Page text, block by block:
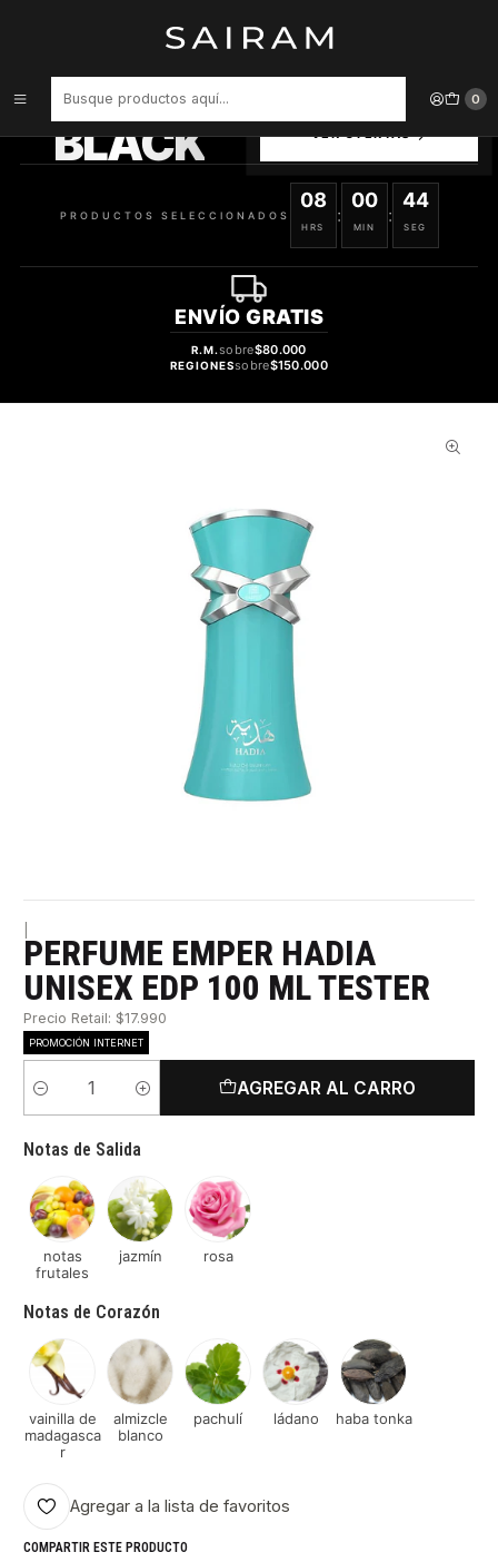
0
PERFUME EMPER HADIA UNISEX EDP 100 ML TESTER
BLACK
SELECCIONADOS
PRODUCTOS SELECCIONADOS
08
HRS
:
00
MIN
:
44
SEG
ENVÍO GRATIS
R.M.sobre$80.000
REGIONESsobre$150.000
PERFUME EMPER HADIA
UNISEX EDP 100 ML TESTER
Precio Retail: $17.990
PROMOCIÓN INTERNET
Cantidad
AGREGAR AL CARRO
Notas de Salida
notas
frutales
jazmín rosa
Notas de Corazón
vainilla de
madagasca
r
almizcle
blanco
pachulí ládano haba tonka
Agregar a la lista de favoritos
COMPARTIR ESTE PRODUCTO